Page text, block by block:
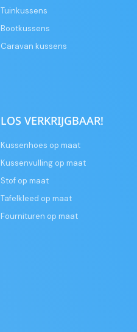
Tuinkussens
Bootkussens
Caravan kussens
LOS VERKRIJGBAAR!
Kussenhoes op maat
Kussenvulling op maat
Stof op maat
Tafelkleed op maat
Fournituren op maat